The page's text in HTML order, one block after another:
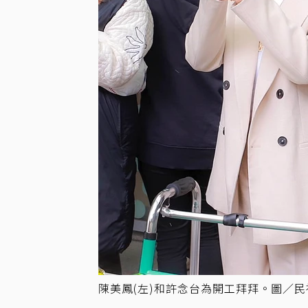
陳美鳳(左)和許念台為開工拜拜。圖／